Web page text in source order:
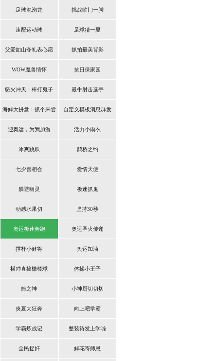
足球泡泡龙 挑战临门一脚
速配运动球 足球猜一夏
父爱如山夺礼表心愿 抓拍最美背影
WOW魔兽情怀 抗日保家园
怒火冲天：棒打鬼子 最牛射击选手
海鲜大拼盘：抓个来尝
鲜
自定义模板消息群发
迎奥运，为我加游 活力小雨衣
冰爽跳跃 鹊桥之约
七夕喜相会 爱情天使
躲避幽灵 极速抓鬼
动感水果切 坚持30秒
奥运极速奔跑 奥运圣火传递
撑杆小健将 奥运加油
横冲直撞橄榄球 体操小王子
箭之神 小神厨切切切
炎夏大狂奔 向上吧学霸
学霸炼成记 整装待发上学啦
全民捉奸 鲜花寄师恩